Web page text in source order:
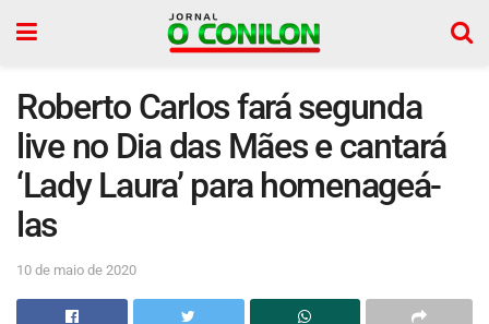
Roberto Carlos fará segunda
live no Dia das Mães e cantará
‘Lady Laura’ para homenageá-
las
10 de maio de 2020